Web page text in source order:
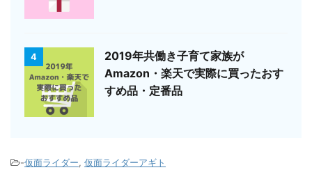
4
2019年共働き子育て家族が
Amazon・楽天で実際に買ったおす
すめ品・定番品
-仮面ライダー, 仮面ライダーアギト